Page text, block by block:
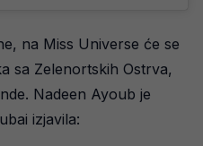
na Miss Universe će se
sa Zelenortskih Ostrva,
Nadeen Ayoub je
izjavila: